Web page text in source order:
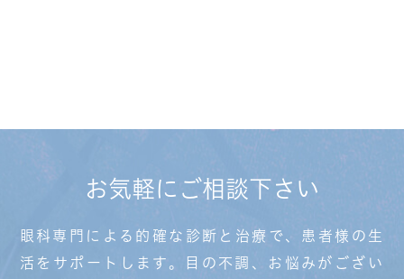
お気軽にご相談下さい
眼科専門による的確な診断と治療で、患者様の生
活を サポートします。目の不調、お悩みがござい